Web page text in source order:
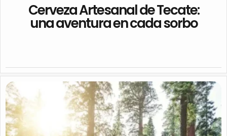
Cerveza Artesanal de Tecate:
una aventura en cada sorbo